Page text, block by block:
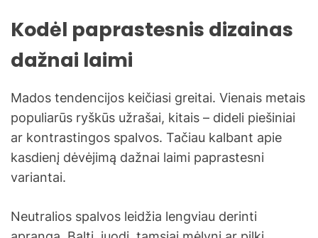
Kodėl paprastesnis dizainas
dažnai laimi
Mados tendencijos keičiasi greitai. Vienais metais
populiarūs ryškūs užrašai, kitais – dideli piešiniai
ar kontrastingos spalvos. Tačiau kalbant apie
kasdienį dėvėjimą dažnai laimi paprastesni
variantai.
Neutralios spalvos leidžia lengviau derinti